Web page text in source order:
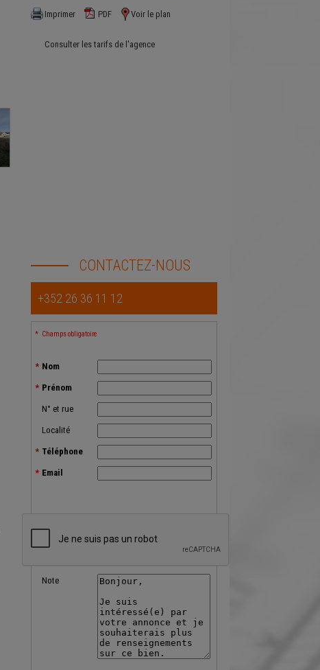
Imprimer PDF Voir le plan
Consulter les tarifs de l'agence
CONTACTEZ-NOUS
+352 26 36 11 12
Champs obligatoire
Nom
Prénom
N° et rue
Localité
Téléphone
Email
Note